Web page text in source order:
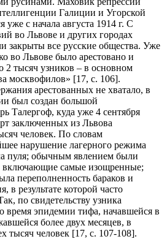
Галиции и Угорской
уже с начала августа 1914 г. С
во Львове и других городах
закрыты все русские общества. Уже
во Львове было арестовано и
тысяч узников – в основном
москвофилов» [17, с. 106].
арестованных не хватало, в
был создан большой
Талергоф, куда уже 4 сентября
заключенных из Львова
человек. По словам
нарушение лагерного режима
пуля; обычным явлением были
включающие самые изощренные;
переполненность бараков и
в результате которой часто
по свидетельству узника
эпидемии тифа, начавшейся в
более двух месяцев, в
тысяч человек [17, с. 107-108].